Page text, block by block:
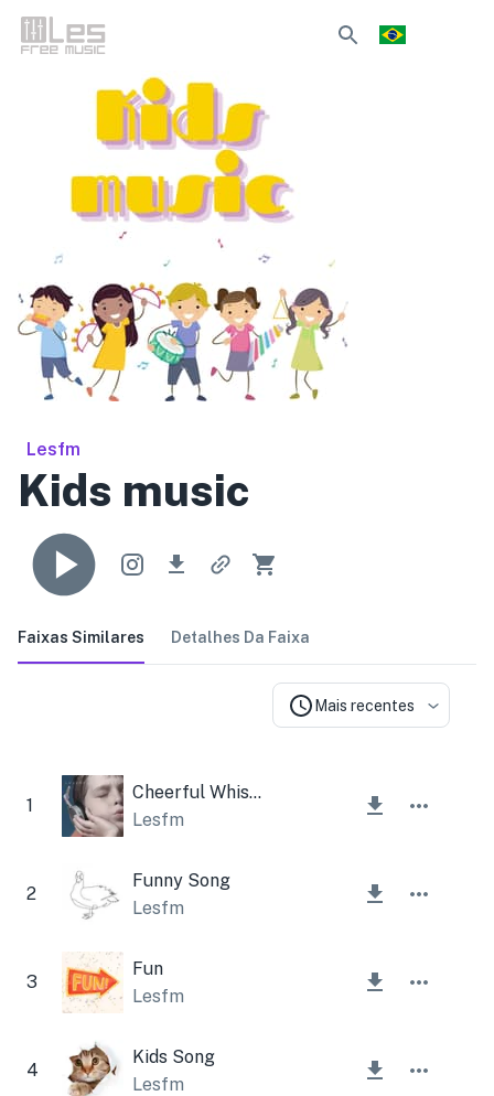
Lesfm
Kids music
Faixas Similares Detalhes Da Faixa
Mais recentes
1
Cheerful Whistle
Lesfm
2
Funny Song
Lesfm
3
Fun
Lesfm
4
Kids Song
Lesfm